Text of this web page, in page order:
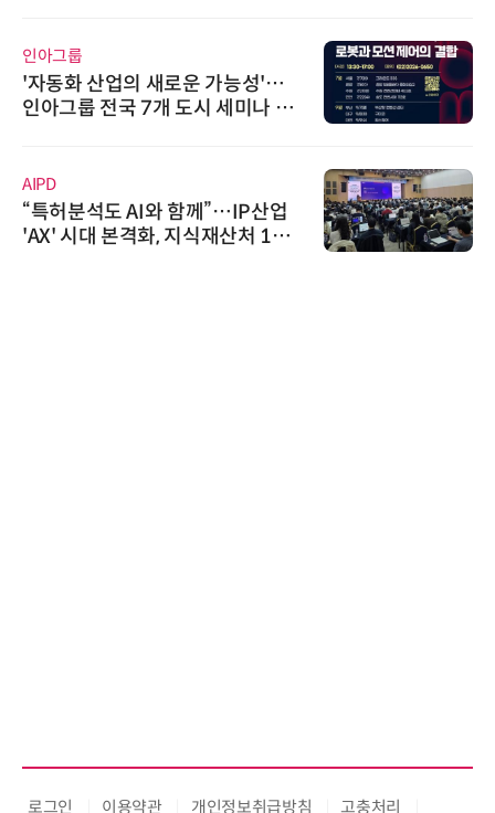
인아그룹
'자동화 산업의 새로운 가능성'…
인아그룹 전국 7개 도시 세미나 페
AIPD
“특허분석도 AI와 함께”…IP산업
'AX' 시대 본격화, 지식재산처 1호
로그인 이용약관 개인정보취급방침 고충처리